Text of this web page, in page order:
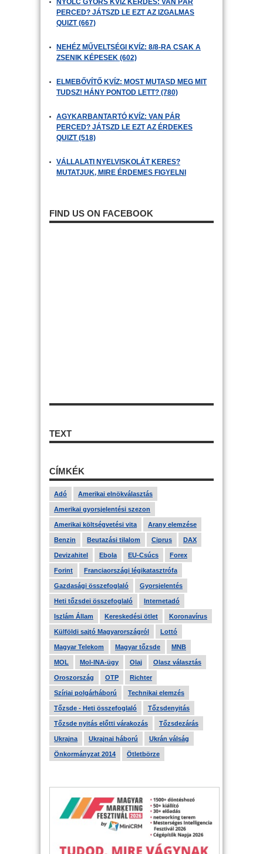
NYOLC GYORS KVÍZ KÉRDÉS: VAN PÁR
PERCED? JÁTSZD LE EZT AZ IZGALMAS
QUIZT (667)
NEHÉZ MŰVELTSÉGI KVÍZ: 8/8-RA CSAK A
ZSENIK KÉPESEK (602)
ELMEBŐVÍTŐ KVÍZ: MOST MUTASD MEG MIT
TUDSZ! HÁNY PONTOD LETT? (780)
AGYKARBANTARTÓ KVÍZ: VAN PÁR
PERCED? JÁTSZD LE EZT AZ ÉRDEKES
QUIZT (518)
VÁLLALATI NYELVISKOLÁT KERES?
MUTATJUK, MIRE ÉRDEMES FIGYELNI
FIND US ON FACEBOOK
TEXT
CÍMKÉK
Adó Amerikai elnökválasztás
Amerikai gyorsjelentési szezon
Amerikai költségvetési vita Arany elemzése
Benzin Beutazási tilalom Ciprus DAX
Devizahitel Ebola EU-Csúcs Forex
Forint Franciaországi légikatasztrófa
Gazdasági összefoglaló Gyorsjelentés
Heti tőzsdei összefoglaló Internetadó
Iszlám Állam Kereskedési ötlet Koronavírus
Külföldi sajtó Magyarországról Lottó
Magyar Telekom Magyar tőzsde MNB
MOL Mol-INA-ügy Olaj Olasz választás
Oroszország OTP Richter
Szíriai polgárháború Technikai elemzés
Tőzsde - Heti összefoglaló Tőzsdenyitás
Tőzsde nyitás előtti várakozás Tőzsdezárás
Ukrajna Ukrajnai háború Ukrán válság
Önkormányzat 2014 Ötletbörze